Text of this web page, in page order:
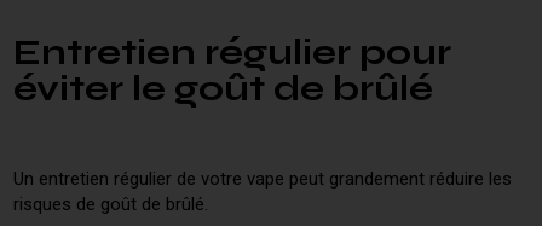
Entretien régulier pour
éviter le goût de brûlé
Un entretien régulier de votre vape peut grandement réduire les
risques de goût de brûlé.